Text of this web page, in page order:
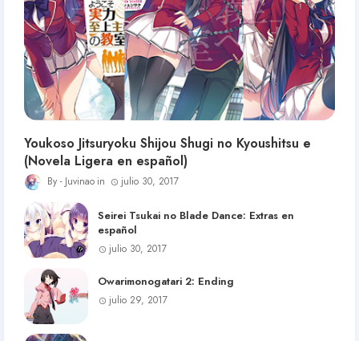
Youkoso Jitsuryoku Shijou Shugi no Kyoushitsu e
(Novela Ligera en español)
Juvinao julio 30, 2017
Seirei Tsukai no Blade Dance: Extras en
español
julio 30, 2017
Owarimonogatari 2: Ending
julio 29, 2017